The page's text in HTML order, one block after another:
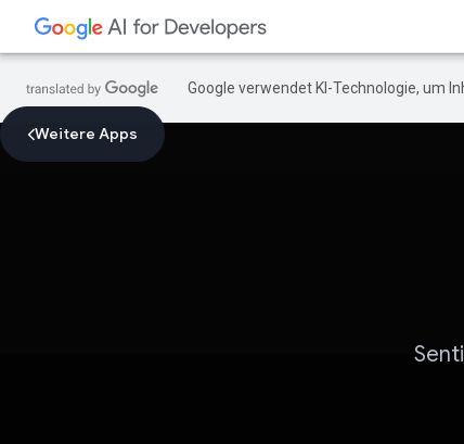
Google verwendet KI-Technologie, um
Weitere Apps